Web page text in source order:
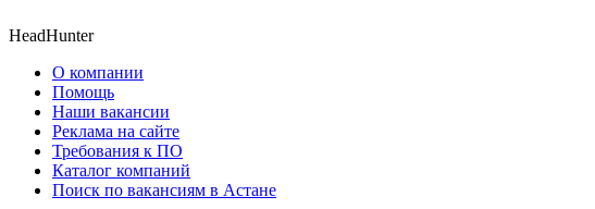
HeadHunter
О компании
Помощь
Наши вакансии
Реклама на сайте
Требования к ПО
Каталог компаний
Поиск по вакансиям в Астане